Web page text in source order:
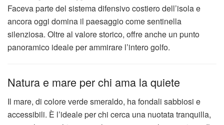
Faceva parte del sistema difensivo costiero dell’isola e
ancora oggi domina il paesaggio come sentinella
silenziosa. Oltre al valore storico, offre anche un punto
panoramico ideale per ammirare l’intero golfo.
Natura e mare per chi ama la quiete
Il mare, di colore verde smeraldo, ha fondali sabbiosi e
accessibili. È l’ideale per chi cerca una nuotata tranquilla,